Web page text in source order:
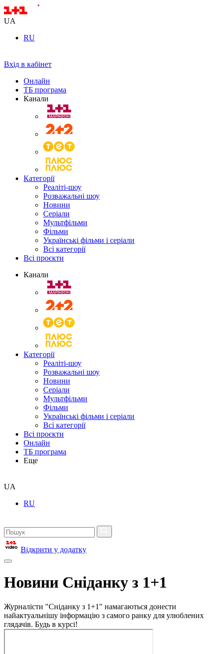
UA
RU
Вхід в кабінет
Онлайн
ТБ програма
Канали
Категорії
Реаліті-шоу
Розважальні шоу
Новини
Серіали
Мультфільми
Фільми
Українські фільми і серіали
Всі категорії
Всі проєкти
Канали
Категорії
Реаліті-шоу
Розважальні шоу
Новини
Серіали
Мультфільми
Фільми
Українські фільми і серіали
Всі категорії
Всі проєкти
Онлайн
ТБ програма
Еще
UA
RU
Відкрити у додатку
Новини Сніданку з 1+1
Журналісти "Сніданку з 1+1" намагаються донести
найактуальнішу інформацію з самого ранку для улюблених
глядачів. Будь в курсі!